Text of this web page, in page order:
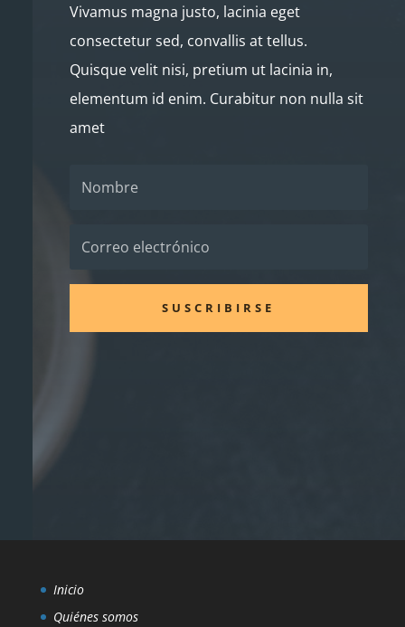
Vivamus magna justo, lacinia eget
consectetur sed, convallis at tellus.
Quisque velit nisi, pretium ut lacinia in,
elementum id enim. Curabitur non nulla sit
amet
SUSCRIBIRSE
Inicio
Quiénes somos